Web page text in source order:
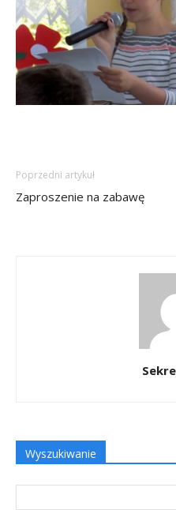
Poprzedni artykuł
Zaproszenie na zabawę
Wyszukiwanie